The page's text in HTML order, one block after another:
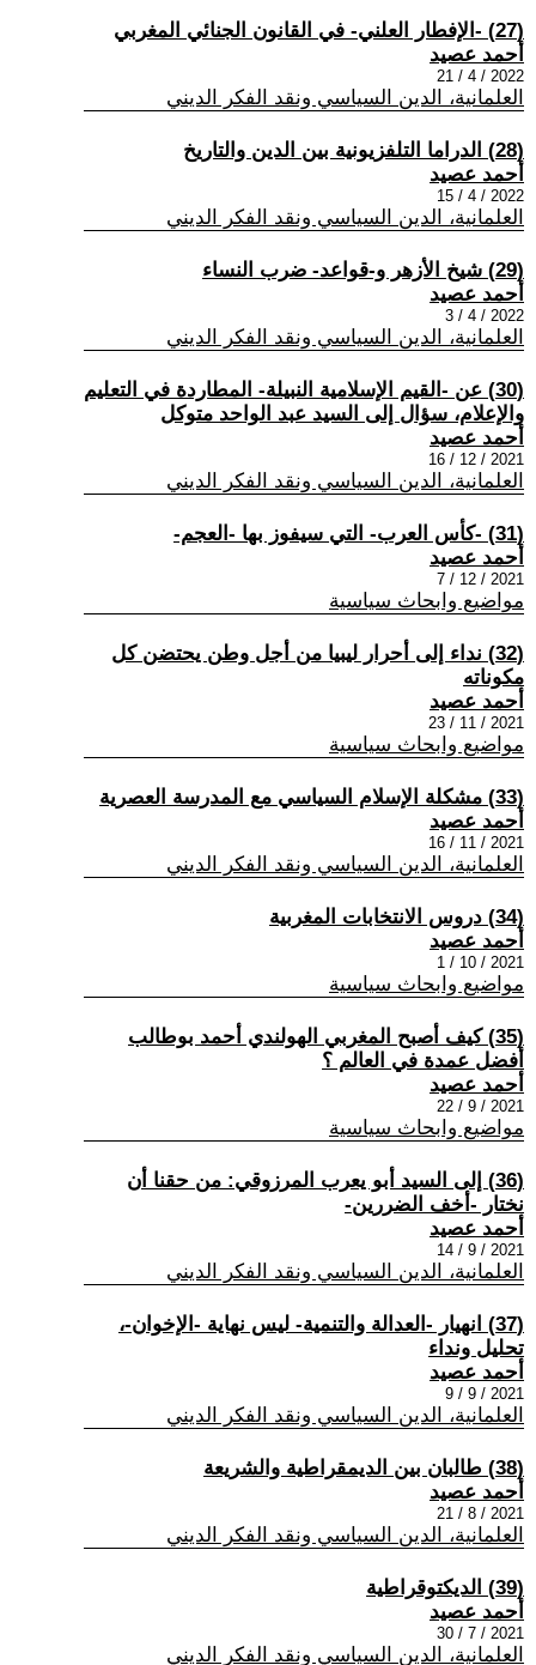
(27) -الإفطار العلني- في القانون الجنائي المغربي
أحمد عصيد
2022 / 4 / 21
العلمانية، الدين السياسي ونقد الفكر الديني
(28) الدراما التلفزيونية بين الدين والتاريخ
أحمد عصيد
2022 / 4 / 15
العلمانية، الدين السياسي ونقد الفكر الديني
(29) شيخ الأزهر و-قواعد- ضرب النساء
أحمد عصيد
2022 / 4 / 3
العلمانية، الدين السياسي ونقد الفكر الديني
(30) عن -القيم الإسلامية النبيلة- المطاردة في التعليم
والإعلام، سؤال إلى السيد عبد الواحد متوكل
أحمد عصيد
2021 / 12 / 16
العلمانية، الدين السياسي ونقد الفكر الديني
(31) -كأس العرب- التي سيفوز بها -العجم-
أحمد عصيد
2021 / 12 / 7
مواضيع وابحاث سياسية
(32) نداء إلى أحرار ليبيا من أجل وطن يحتضن كل
مكوناته
أحمد عصيد
2021 / 11 / 23
مواضيع وابحاث سياسية
(33) مشكلة الإسلام السياسي مع المدرسة العصرية
أحمد عصيد
2021 / 11 / 16
العلمانية، الدين السياسي ونقد الفكر الديني
(34) دروس الانتخابات المغربية
أحمد عصيد
2021 / 10 / 1
مواضيع وابحاث سياسية
(35) كيف أصبح المغربي الهولندي أحمد بوطالب
أفضل عمدة في العالم ؟
أحمد عصيد
2021 / 9 / 22
مواضيع وابحاث سياسية
(36) إلى السيد أبو يعرب المرزوقي: من حقنا أن
نختار -أخف الضررين-
أحمد عصيد
2021 / 9 / 14
العلمانية، الدين السياسي ونقد الفكر الديني
(37) انهيار -العدالة والتنمية- ليس نهاية -الإخوان-،
تحليل ونداء
أحمد عصيد
2021 / 9 / 9
العلمانية، الدين السياسي ونقد الفكر الديني
(38) طالبان بين الديمقراطية والشريعة
أحمد عصيد
2021 / 8 / 21
العلمانية، الدين السياسي ونقد الفكر الديني
(39) الديكتوقراطية
أحمد عصيد
2021 / 7 / 30
العلمانية، الدين السياسي ونقد الفكر الديني